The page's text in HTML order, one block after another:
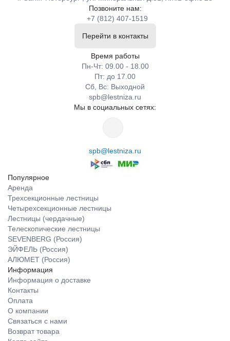
Позвоните нам:
+7 (812) 407-1519
Перейти в контакты
Время работы
Пн-Чт: 09.00 - 18.00
Пт: до 17.00
Сб, Вс: Выходной
spb@lestniza.ru
Мы в социальных сетях:
spb@lestniza.ru
Популярное
Аренда
Трехсекционные лестницы
Четырехсекционные лестницы
Лестницы (чердачные)
Телескопические лестницы
SEVENBERG (Россия)
ЭЙФЕЛЬ (Россия)
АЛЮМЕТ (Россия)
Информация
Информация о доставке
Контакты
Оплата
О компании
Связаться с нами
Возврат товара